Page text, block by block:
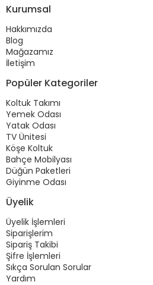
Kurumsal
Hakkımızda
Blog
Mağazamız
İletişim
Popüler Kategoriler
Koltuk Takımı
Yemek Odası
Yatak Odası
TV Ünitesi
Köşe Koltuk
Bahçe Mobilyası
Düğün Paketleri
Giyinme Odası
Üyelik
Üyelik İşlemleri
Siparişlerim
Sipariş Takibi
Şifre İşlemleri
Sıkça Sorulan Sorular
Yardım